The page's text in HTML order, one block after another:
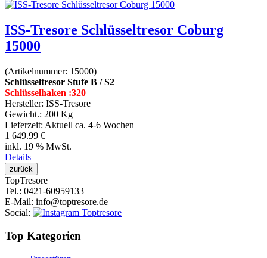
ISS-Tresore Schlüsseltresor Coburg
15000
(Artikelnummer: 15000)
Schlüsseltresor Stufe B / S2
Schlüsselhaken :320
Hersteller: ISS-Tresore
Gewicht.: 200 Kg
Lieferzeit: Aktuell ca. 4-6 Wochen
1 649.99 €
inkl. 19 % MwSt.
Details
TopTresore
Tel.: 0421-60959133
E-Mail: info@toptresore.de
Social:
Top Kategorien